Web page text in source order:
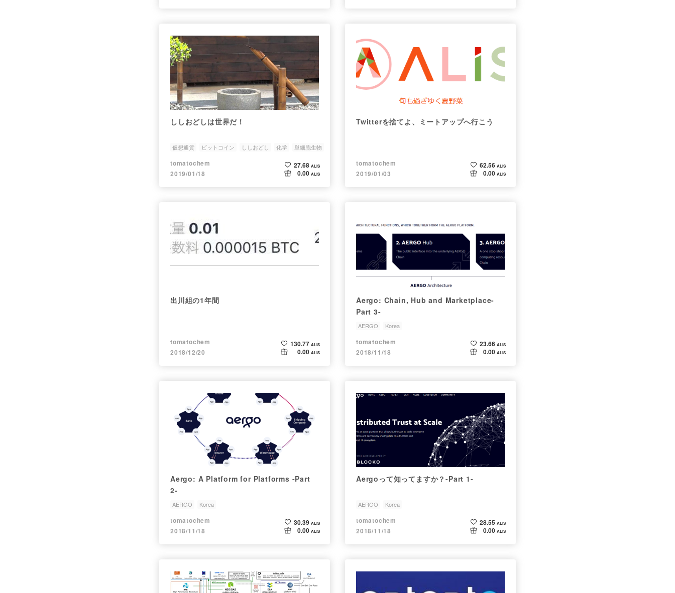
ししおどしは世界だ！
仮想通貨 ビットコイン ししおどし 化学 単細胞生物
tomatochem
2019/01/18
27.68 ALIS
0.00 ALIS
Twitterを捨てよ、ミートアップへ行こう
tomatochem
2019/01/03
62.56 ALIS
0.00 ALIS
出川組の1年間
tomatochem
2018/12/20
130.77 ALIS
0.00 ALIS
Aergo: Chain, Hub and Marketplace-
Part 3-
AERGO Korea
tomatochem
2018/11/18
23.66 ALIS
0.00 ALIS
Aergo: A Platform for Platforms -Part
2-
AERGO Korea
tomatochem
2018/11/18
30.39 ALIS
0.00 ALIS
Aergoって知ってますか？-Part 1-
AERGO Korea
tomatochem
2018/11/18
28.55 ALIS
0.00 ALIS